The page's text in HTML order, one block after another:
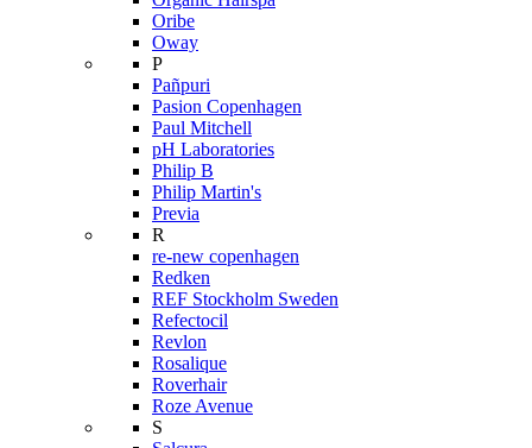
Oribe
Oway
P
Pañpuri
Pasion Copenhagen
Paul Mitchell
pH Laboratories
Philip B
Philip Martin's
Previa
R
re-new copenhagen
Redken
REF Stockholm Sweden
Refectocil
Revlon
Rosalique
Roverhair
Roze Avenue
S